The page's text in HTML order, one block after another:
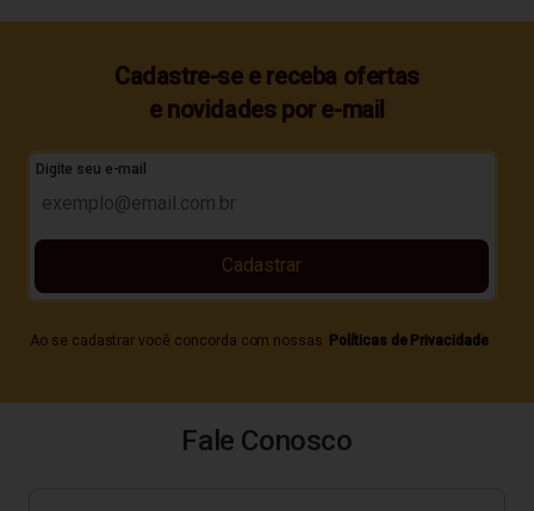
Cadastre-se e receba ofertas
e novidades por e-mail
Digite seu e-mail
Ao se cadastrar você concorda com nossas Políticas de Privacidade
Cadastrar
Fale Conosco